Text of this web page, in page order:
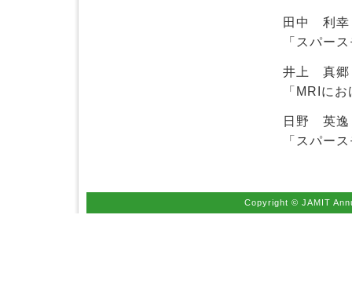
田中 利幸
「スパー
井上 真郷
「MRIに
日野 英逸
「スパー
Copyright © JAMIT